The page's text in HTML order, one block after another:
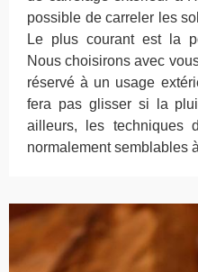
possible de carreler les
Le plus courant est la
Nous choisirons avec
réservé à un usage
fera pas glisser si la
ailleurs, les techniques
normalement semblables